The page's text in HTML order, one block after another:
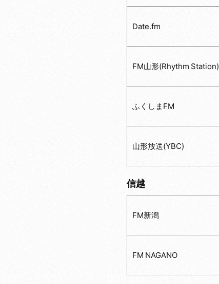
Date.fm
FM山形(Rhythm Station)
ふくしまFM
山形放送(YBC)
信越
FM新潟
FM NAGANO